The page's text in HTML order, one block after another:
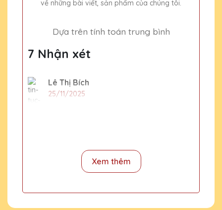
về những bài viết, sản phẩm của chúng tôi.
Dựa trên tính toán trung bình
7 Nhận xét
Lê Thị Bích
25/11/2025
25/11/2025
Xem thêm